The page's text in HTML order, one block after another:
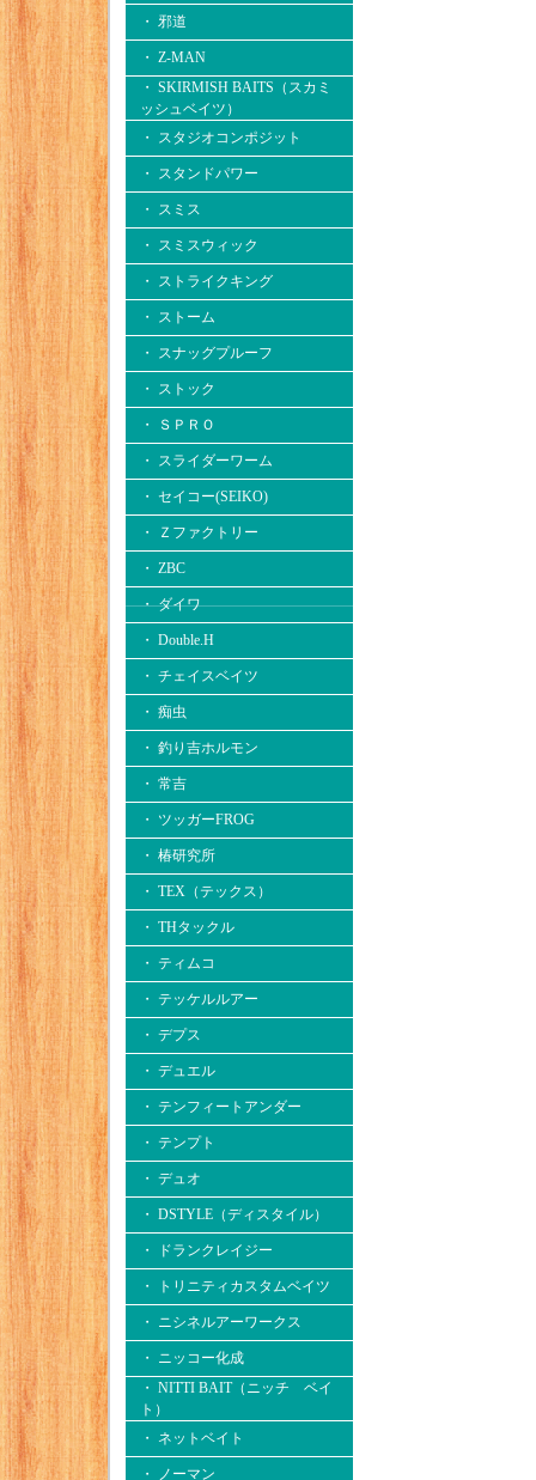
・ 邪道
・ Z-MAN
・ SKIRMISH BAITS（スカミ
ッシュベイツ）
・ スタジオコンポジット
・ スタンドパワー
・ スミス
・ スミスウィック
・ ストライクキング
・ ストーム
・ スナッグプルーフ
・ ストック
・ ＳＰＲＯ
・ スライダーワーム
・ セイコー(SEIKO)
・ Ｚファクトリー
・ ZBC
・ ダイワ
・ Double.H
・ チェイスベイツ
・ 痴虫
・ 釣り吉ホルモン
・ 常吉
・ ツッガーFROG
・ 椿研究所
・ TEX（テックス）
・ THタックル
・ ティムコ
・ テッケルルアー
・ デプス
・ デュエル
・ テンフィートアンダー
・ テンプト
・ デュオ
・ DSTYLE（ディスタイル）
・ ドランクレイジー
・ トリニティカスタムベイツ
・ ニシネルアーワークス
・ ニッコー化成
・ NITTI BAIT（ニッチ ベイ
ト）
・ ネットベイト
・ ノーマン